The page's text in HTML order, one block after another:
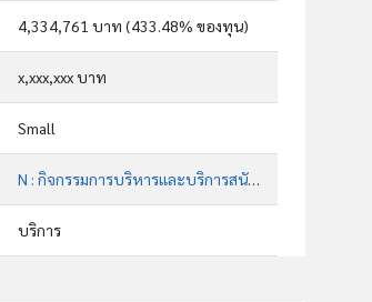
4,334,761 บาท (433.48% ของทุน)
x,xxx,xxx บาท
Small
N : กิจกรรมการบริหารและบริการสนับสนุน
บริการ